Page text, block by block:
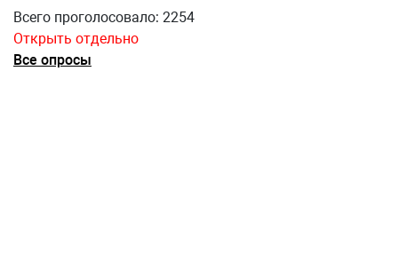
Всего проголосовало: 2254
Открыть отдельно
Все опросы